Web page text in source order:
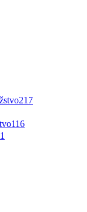
217
116